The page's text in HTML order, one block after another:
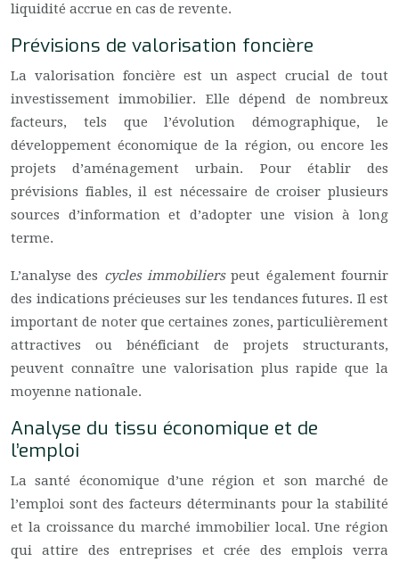
liquidité accrue en cas de revente.
Prévisions de valorisation foncière
La valorisation foncière est un aspect crucial de tout
investissement immobilier. Elle dépend de nombreux
facteurs, tels que l’évolution démographique, le
développement économique de la région, ou encore les
projets d’aménagement urbain. Pour établir des
prévisions fiables, il est nécessaire de croiser plusieurs
sources d’information et d’adopter une vision à long
terme.
L’analyse des cycles immobilierspeut également fournir
des indications précieuses sur les tendances futures. Il est
important de noter que certaines zones, particulièrement
attractives ou bénéficiant de projets structurants,
peuvent connaître une valorisation plus rapide que la
moyenne nationale.
Analyse du tissu économique et de
l’emploi
La santé économique d’une région et son marché de
l’emploi sont des facteurs déterminants pour la stabilité
et la croissance du marché immobilier local. Une région
qui attire des entreprises et crée des emplois verra